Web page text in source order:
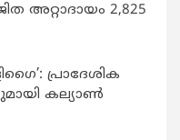
അറ്റാദായം 2,825
പ്രാദേശിക
കല്യാണ്‍